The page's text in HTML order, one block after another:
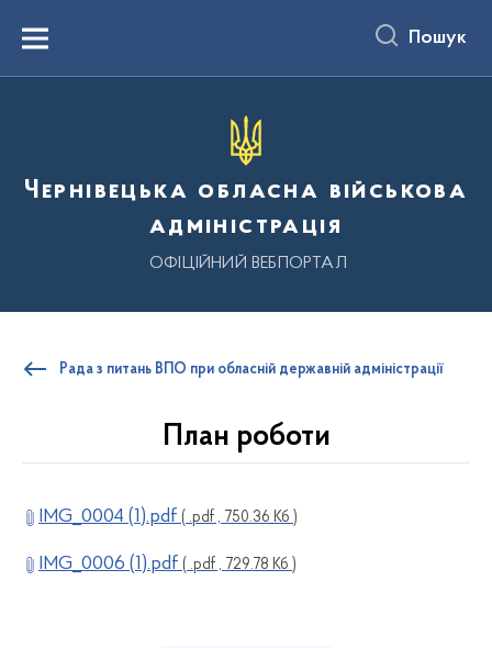
вмістуMenu Пошук
Чернівецька обласна військова
адміністрація
ОФІЦІЙНИЙ ВЕБПОРТАЛ
Рада з питань ВПО при обласній державній адміністрації
План роботи
IMG_0004 (1).pdf ( .pdf , 750.36 Кб )
IMG_0006 (1).pdf ( .pdf , 729.78 Кб )